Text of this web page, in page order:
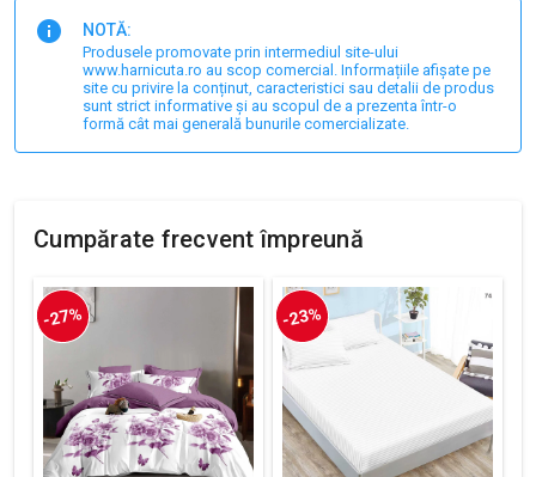
NOTĂ:
Produsele promovate prin intermediul site-ului
www.harnicuta.ro au scop comercial. Informațiile afișate pe
site cu privire la conținut, caracteristici sau detalii de produs
sunt strict informative și au scopul de a prezenta într-o
formă cât mai generală bunurile comercializate.
Cumpărate frecvent împreună
-27% -23%